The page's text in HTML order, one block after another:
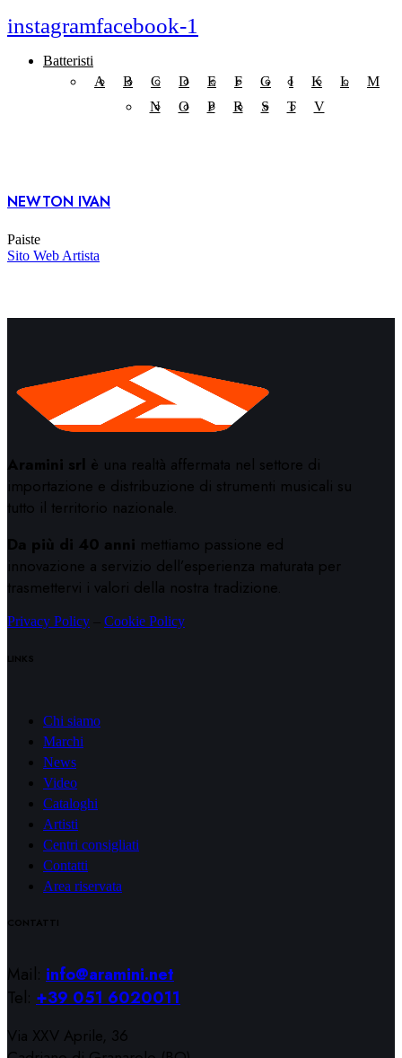
instagramfacebook-1
Batteristi
A
B C D E F G I K L
M
N
O P R S T V
NEWTON IVAN
Paiste
Sito Web Artista
Aramini srl è una realtà affermata nel settore di
importazione e distribuzione di strumenti musicali su
tutto il territorio nazionale.
Da più di 40 anni mettiamo passione ed
innovazione a servizio dell’esperienza maturata per
trasmettervi i valori della nostra tradizione.
Privacy Policy Cookie Policy
LINKS
Chi siamo
Marchi
News
Video
Cataloghi
Artisti
Centri consigliati
Contatti
Area riservata
CONTATTI
Mail: info@aramini.net
Tel: +39 051 6020011
Via XXV Aprile, 36